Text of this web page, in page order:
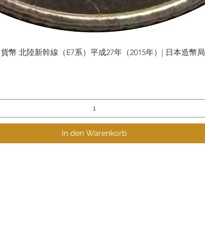
Schnellansicht
幣 北陸新幹線（E7系）平成27年（2015年）| 日本造幣
In den Warenkorb